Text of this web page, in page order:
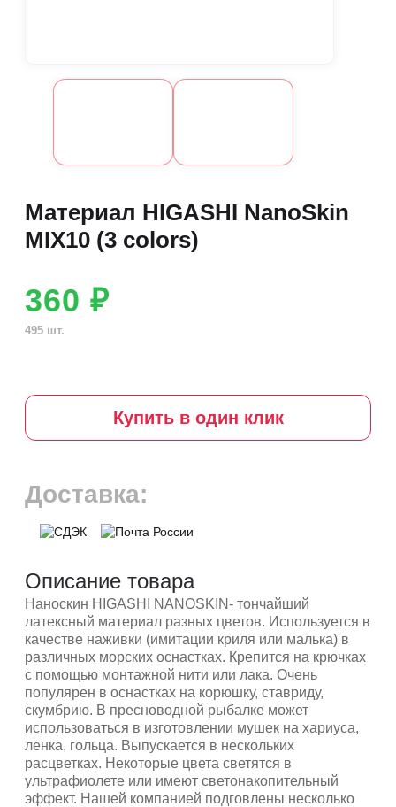
Материал HIGASHI NanoSkin
MIX10 (3 colors)
360 ₽
495 шт.
Купить в один клик
Доставка:
Описание товара
Наноскин HIGASHI NANOSKIN- тончайший
латексный материал разных цветов. Используется в
качестве наживки (имитации криля или малька) в
различных морских оснастках. Крепится на крючках
с помощью монтажной нити или лака. Очень
популярен в оснастках на корюшку, ставриду,
скумбрию. В пресноводной рыбалке может
использоваться в изготовлении мушек на хариуса,
ленка, гольца. Выпускается в нескольких
расцветках. Некоторые цвета светятся в
ультрафиолете или имеют светонакопительный
эффект. Нашей компанией подговлены несколько